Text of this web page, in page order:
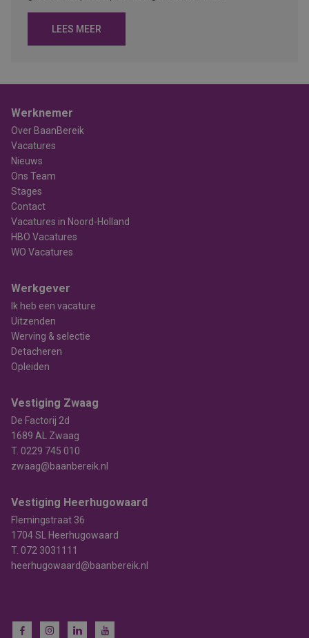
LEES MEER
Werknemer
Over BaanBereik
Vacatures
Nieuws
Ons Team
Stages
Contact
Vacatures in Noord-Holland
HBO Vacatures
WO Vacatures
Werkgever
Ik heb een vacature
Uitzenden
Werving & selectie
Detacheren
Opleiden
Vestiging Zwaag
De Factorij 2d
1689 AL Zwaag
T. 0229 745 010
zwaag@baanbereik.nl
Vestiging Heerhugowaard
Flemingstraat 36
1704 SL Heerhugowaard
T. 072 3031111
heerhugowaard@baanbereik.nl